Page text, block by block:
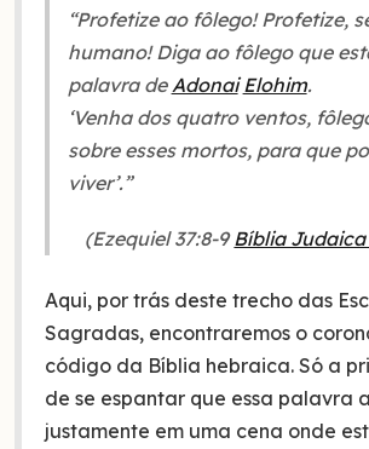
“Profetize ao fôlego! Profetize,
humano! Diga ao fôlego que
palavra de Adonai Elohim.
‘Venha dos quatro ventos,
sobre esses mortos, para que
viver’.”
(Ezequiel 37:8-9 Bíblia
Aqui, por trás deste trecho das
Sagradas, encontraremos o
código da Bíblia hebraica. Só a
de se espantar que essa palavra
justamente em uma cena onde